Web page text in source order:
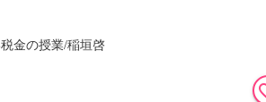
金の授業/稲垣啓